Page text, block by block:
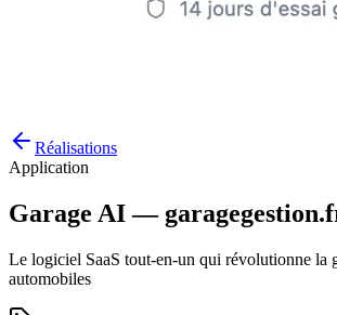
Réalisations
Application
Garage AI —
Le logiciel SaaS tout-en-un qui révolutionne la
automobiles